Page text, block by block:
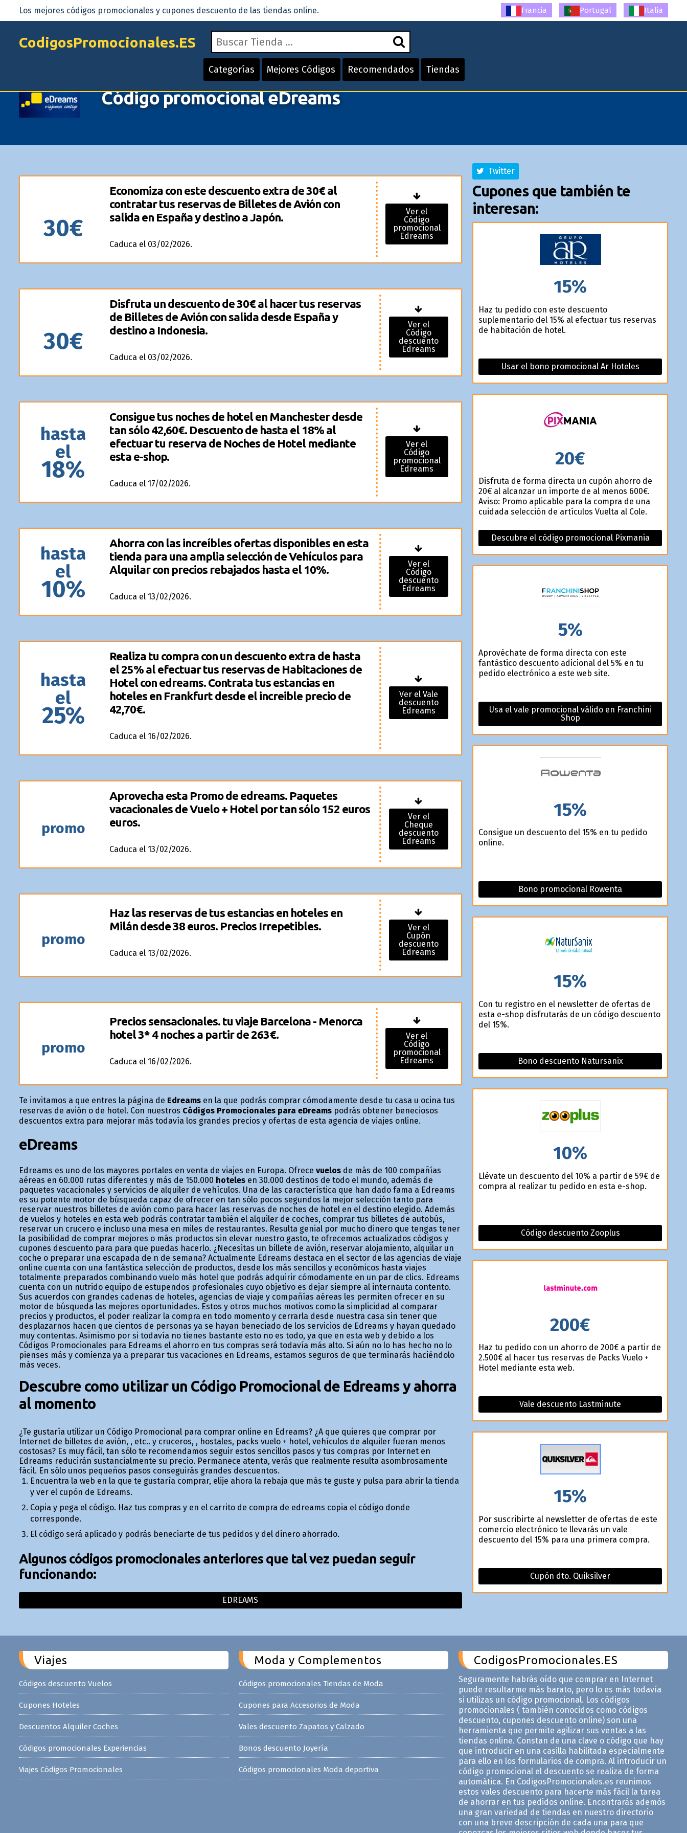
CodigosPromocionales.ES
Categorías Mejores Códigos Recomendados Tiendas
Los mejores códigos promocionales y cupones descuento de las tiendas online. Francia Portugal Italia
Código promocional eDreams
30€
Economiza con este descuento extra de 30€ al
contratar tus reservas de Billetes de Avión con
salida en España y destino a Japón.
Caduca el 03/02/2026.
Ver el
Código
promocional
Edreams
30€
Disfruta un descuento de 30€ al hacer tus reservas
de Billetes de Avión con salida desde España y
destino a Indonesia.
Caduca el 03/02/2026.
Ver el
Código
descuento
Edreams
hasta
el
18%
Consigue tus noches de hotel en Manchester desde
tan sólo 42,60€. Descuento de hasta el 18% al
efectuar tu reserva de Noches de Hotel mediante
esta e-shop.
Caduca el 17/02/2026.
Ver el
Código
promocional
Edreams
hasta
el
10%
Ahorra con las increíbles ofertas disponibles en esta
tienda para una amplia selección de Vehículos para
Alquilar con precios rebajados hasta el 10%.
Caduca el 13/02/2026.
Ver el
Código
descuento
Edreams
hasta
el
25%
Realiza tu compra con un descuento extra de hasta
el 25% al efectuar tus reservas de Habitaciones de
Hotel con edreams. Contrata tus estancias en
hoteles en Frankfurt desde el increible precio de
42,70€.
Caduca el 16/02/2026.
Ver el Vale
descuento
Edreams
promo
Aprovecha esta Promo de edreams. Paquetes
vacacionales de Vuelo + Hotel por tan sólo 152 euros
euros.
Caduca el 13/02/2026.
Ver el
Cheque
descuento
Edreams
promo
Haz las reservas de tus estancias en hoteles en
Milán desde 38 euros. Precios Irrepetibles.
Caduca el 13/02/2026.
Ver el
Cupón
descuento
Edreams
promo
Precios sensacionales. tu viaje Barcelona - Menorca
hotel 3* 4 noches a partir de 263€.
Caduca el 16/02/2026.
Ver el
Código
promocional
Edreams
Te invitamos a que entres la página de Edreamsen la que podrás comprar cómodamente desde tu casa u oficina tus
reservas de avión o de hotel. Con nuestros Códigos Promocionales para eDreamspodrás obtener beneficiosos
descuentos extra para mejorar más todavía los grandes precios y ofertas de esta agencia de viajes online.
eDreams
Edreams es uno de los mayores portales en venta de viajes en Europa. Ofrece vuelosde más de 100 compañías
aéreas en 60.000 rutas diferentes y más de 150.000 hotelesen 30.000 destinos de todo el mundo, además de
paquetes vacacionales y servicios de alquiler de vehículos. Una de las característica que han dado fama a Edreams
es su potente motor de búsqueda capaz de ofrecer en tan sólo pocos segundos la mejor selección tanto para
reservar nuestros billetes de avión como para hacer las reservas de noches de hotel en el destino elegido. Además
de vuelos y hoteles en esta web podrás contratar también el alquiler de coches, comprar tus billetes de autobús,
reservar un crucero e incluso una mesa en miles de restaurantes. Resulta genial por mucho dinero que tengas tener
la posibilidad de comprar mejores o más productos sin elevar nuestro gasto, te ofrecemos actualizados códigos y
cupones descuento para para que puedas hacerlo. ¿Necesitas un billete de avión, reservar alojamiento, alquilar un
coche o preparar una escapada de fin de semana? Actualmente Edreams destaca en el sector de las agencias de viaje
online cuenta con una fantástica selección de productos, desde los más sencillos y económicos hasta viajes
totalmente preparados combinando vuelo más hotel que podrás adquirir cómodamente en un par de clics. Edreams
cuenta con un nutrido equipo de estupendos profesionales cuyo objetivo es dejar siempre al internauta contento.
Sus acuerdos con grandes cadenas de hoteles, agencias de viaje y compañías aéreas les permiten ofrecer en su
motor de búsqueda las mejores oportunidades. Estos y otros muchos motivos como la simplicidad al comparar
precios y productos, el poder realizar la compra en todo momento y cerrarla desde nuestra casa sin tener que
desplazarnos hacen que cientos de personas ya se hayan beneficiado de los servicios de Edreams y hayan quedado
muy contentas. Asimismo por si todavía no tienes bastante esto no es todo, ya que en esta web y debido a los
Códigos Promocionales para Edreams el ahorro en tus compras será todavía más alto. Si aún no lo has hecho no lo
pienses más y comienza ya a preparar tus vacaciones en Edreams, estamos seguros de que terminarás haciéndolo
más veces.
Descubre como utilizar un Código Promocional de Edreams y ahorra
al momento
¿Te gustaría utilizar un Código Promocional para comprar online en Edreams? ¿A que quieres que comprar por
Internet de billetes de avión, , etc.. y cruceros, , hostales, packs vuelo + hotel, vehículos de alquiler fueran menos
costosas? Es muy fácil, tan sólo te recomendamos seguir estos sencillos pasos y tus compras por Internet en
Edreams reducirán sustancialmente su precio. Permanece atenta, verás que realmente resulta asombrosamente
fácil. En sólo unos pequeños pasos conseguirás grandes descuentos.
Encuentra la web en la que te gustaría comprar, elije ahora la rebaja que más te guste y pulsa para abrir la tienda
y ver el cupón de Edreams.
Copia y pega el código. Haz tus compras y en el carrito de compra de edreams copia el código donde
corresponde.
El código será aplicado y podrás beneficiarte de tus pedidos y del dinero ahorrado.
Algunos códigos promocionales anteriores que tal vez puedan seguir
funcionando:
EDREAMS
Twitter
Cupones que también te
interesan:
15%
Haz tu pedido con este descuento
suplementario del 15% al efectuar tus reservas
de habitación de hotel.
Usar el bono promocional Ar Hoteles
20€
Disfruta de forma directa un cupón ahorro de
20€ al alcanzar un importe de al menos 600€.
Aviso: Promo aplicable para la compra de una
cuidada selección de artículos Vuelta al Cole.
Descubre el código promocional Pixmania
5%
Aprovéchate de forma directa con este
fantástico descuento adicional del 5% en tu
pedido electrónico a este web site.
Usa el vale promocional válido en Franchini
Shop
15%
Consigue un descuento del 15% en tu pedido
online.
Bono promocional Rowenta
15%
Con tu registro en el newsletter de ofertas de
esta e-shop disfrutarás de un código descuento
del 15%.
Bono descuento Natursanix
10%
Llévate un descuento del 10% a partir de 59€ de
compra al realizar tu pedido en esta e-shop.
Código descuento Zooplus
200€
Haz tu pedido con un ahorro de 200€ a partir de
2.500€ al hacer tus reservas de Packs Vuelo +
Hotel mediante esta web.
Vale descuento Lastminute
15%
Por suscribirte al newsletter de ofertas de este
comercio electrónico te llevarás un vale
descuento del 15% para una primera compra.
Cupón dto. Quiksilver
Viajes
Códigos descuento Vuelos
Cupones Hoteles
Descuentos Alquiler Coches
Códigos promocionales Experiencias
Viajes Códigos Promocionales
Moda y Complementos
Códigos promocionales Tiendas de Moda
Cupones para Accesorios de Moda
Vales descuento Zapatos y Calzado
Bonos descuento Joyería
Códigos promocionales Moda deportiva
CodigosPromocionales.ES
Seguramente habrás oído que comprar en Internet
puede resultarme más barato, pero lo es más todavía
si utilizas un código promocional. Los códigos
promocionales ( también conocidos como códigos
descuento, cupones descuento online) son una
herramienta que permite agilizar sus ventas a las
tiendas online. Constan de una clave o código que hay
que introducir en una casilla habilitada especialmente
para ello en los formularios de compra. Al introducir un
código promocional el descuento se realiza de forma
automática. En CodigosPromocionales.es reunimos
estos vales descuento para hacerte más fácil la tarea
de ahorrar en tus pedidos online. Encontrarás ademós
una gran variedad de tiendas en nuestro directorio
con una breve descripción de cada una para que